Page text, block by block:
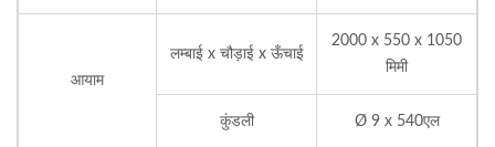
आयाम
लम्बाई x चौड़ाई x ऊँचाई
2000 x 550 x 1050
मिमी
कुंडली Ø 9 x 540एल